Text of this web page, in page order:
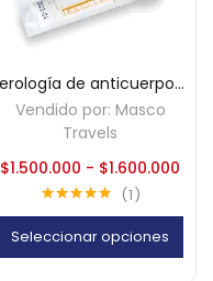
Serología de anticuerpos Rábicos
Vendido por: Masco
Travels
$1.500.000 - $1.600.000
1
Seleccionar opciones